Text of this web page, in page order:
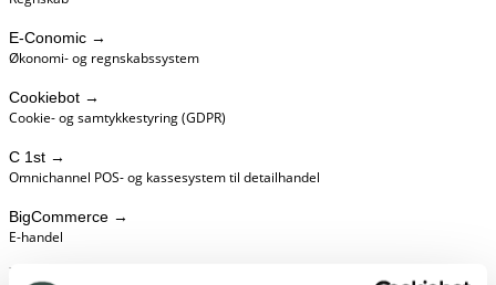
E-Conomic →
Økonomi- og regnskabssystem
Cookiebot →
Cookie- og samtykkestyring (GDPR)
C 1st →
Omnichannel POS- og kassesystem til detailhandel
BigCommerce →
E-handel
Betalingssystemer